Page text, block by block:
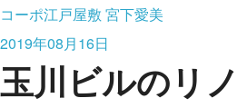
コーポ江戸屋敷 宮下愛美
2019年08月16日
玉川ビルのリ